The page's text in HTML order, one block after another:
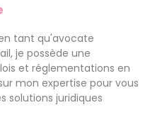
tant qu'avocate
je possède une
et réglementations en
mon expertise pour vous
solutions juridiques